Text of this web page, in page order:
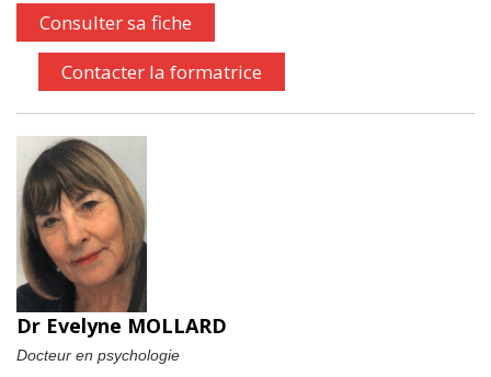
Consulter sa fiche
Contacter la formatrice
Dr Evelyne MOLLARD
Docteur en psychologie